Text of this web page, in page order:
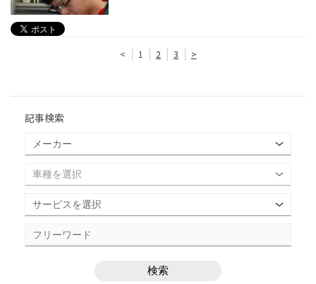
< 1 2 3 >
記事検索